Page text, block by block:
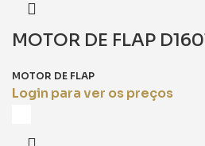
MOTOR DE FLAP
MOTOR DE FLAP
Login para ver os preços